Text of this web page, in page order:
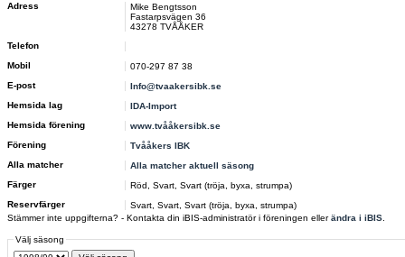
Adress
Mike Bengtsson
Fastarpsvägen 36
43278 TVÅÅKER
Telefon
Mobil
070-297 87 38
E-post
Info@tvaakersibk.se
Hemsida lag
IDA-Import
Hemsida förening
www.tvååkersibk.se
Förening
Tvååkers IBK
Alla matcher
Alla matcher aktuell säsong
Färger
Röd, Svart, Svart (tröja, byxa, strumpa)
Reservfärger
Svart, Svart, Svart (tröja, byxa, strumpa)
Stämmer inte uppgifterna? - Kontakta din iBIS-administratör i föreningen ellerändra i iBIS
Välj säsong